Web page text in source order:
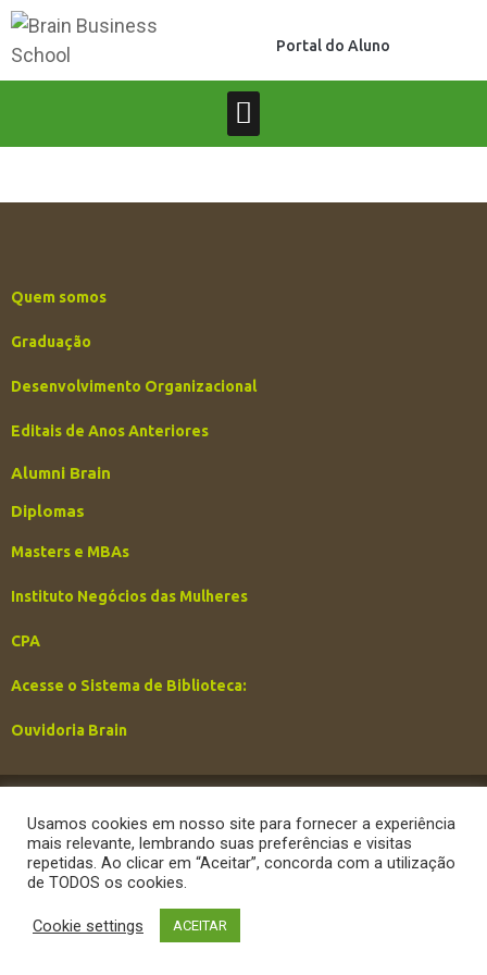
Portal do Aluno
Quem somos
Graduação
Desenvolvimento Organizacional
Editais de Anos Anteriores
Alumni Brain
Diplomas
Masters e MBAs
Instituto Negócios das Mulheres
CPA
Acesse o Sistema de Biblioteca:
Ouvidoria Brain
Desenvolvido porEnoma
Usamos cookies em nosso site para fornecer a experiência
mais relevante, lembrando suas preferências e visitas
repetidas. Ao clicar em “Aceitar”, concorda com a utilização
de TODOS os cookies.
Cookie settings ACEITAR